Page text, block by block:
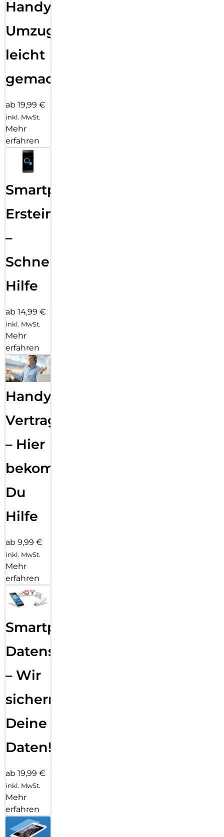
Handy
Umzug
leicht
gemacht!
ab 19,99 €
inkl. MwSt.
Mehr
erfahren
Smartphone
Ersteinrichtung
–
Schnelle
Hilfe
ab 14,99 €
inkl. MwSt.
Mehr
erfahren
Handy
Vertragsabwicklung
– Hier
bekommst
Du
Hilfe
ab 9,99 €
inkl. MwSt.
Mehr
erfahren
Smartphone
Datensicherung
– Wir
sichern
Deine
Daten!
ab 19,99 €
inkl. MwSt.
Mehr
erfahren